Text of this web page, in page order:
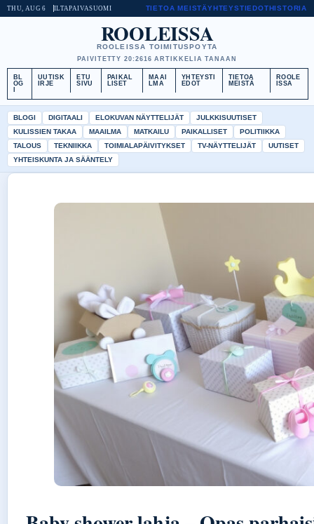
THU, AUG 6 ILTAPAIVASUOMI TIETOA MEISTÄYHTEYSTIEDOTHISTORIA
ROOLEISSA
ROOLEISSA TOIMITUSPOYTA
PAIVITETTY 20:2616 ARTIKKELIA TANAAN
BL
OG
UUTISK
IRJE
ETU
SIVU
PAIKAL
LISET
MAAI
LMA
YHTEYSTI
EDOT
TIETOA
MEISTÄ
ROOLE
ISSA
BLOGI DIGITAALI ELOKUVAN NÄYTTELIJÄT
JULKKISUUTISET
KULISSIEN TAKAA
MAAILMA MATKAILU PAIKALLISET
POLITIIKKA
TALOUS
TEKNIIKKA TOIMIALAPÄIVITYKSET TV-NÄYTTELIJÄT
UUTISET
YHTEISKUNTA JA SÄÄNTELY